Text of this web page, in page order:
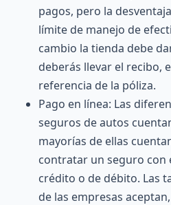
pagos, pero la
límite de manejo de
cambio la tienda debe
deberás llevar el recibo,
referencia de la póliza.
Pago en línea: Las
seguros de autos
mayorías de ellas
contratar un seguro con
crédito o de débito. Las
de las empresas